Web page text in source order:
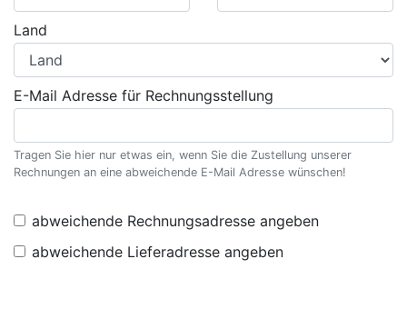
Land
E-Mail Adresse für Rechnungsstellung
Tragen Sie hier nur etwas ein, wenn Sie die Zustellung unserer
Rechnungen an eine abweichende E-Mail Adresse wünschen!
abweichende Rechnungsadresse angeben
abweichende Lieferadresse angeben